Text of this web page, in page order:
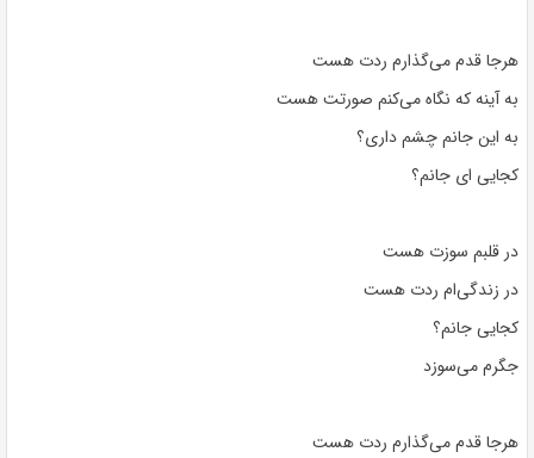
هرجا قدم می‌گذارم ردت هست
به آینه که نگاه می‌کنم صورتت هست
به این جانم چشم داری؟
کجایی ای جانم؟
در قلبم سوزت هست
در زندگی‌ام ردت هست
کجایی جانم؟
جگرم می‌سوزد
هرجا قدم می‌گذارم ردت هست